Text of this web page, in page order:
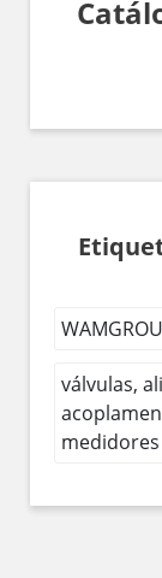
válvulas,